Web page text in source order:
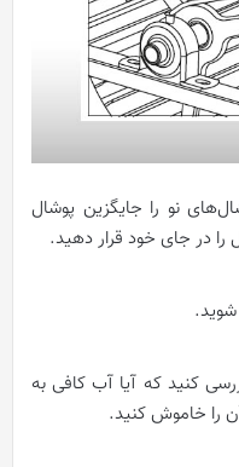
نو را جایگزین پوشال
را در جای خود قرار دهید.
کنید که آیا آب کافی به
را خاموش کنید.